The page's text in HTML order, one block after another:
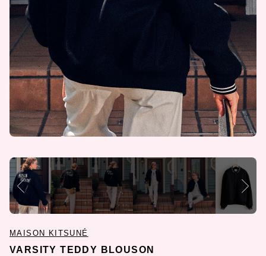
MAISON KITSUNÉ
VARSITY TEDDY BLOUSON